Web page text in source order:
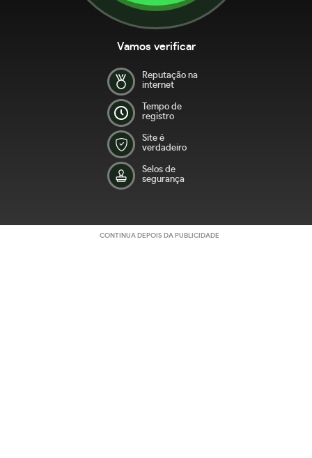
Vamos verificar
Reputação na
internet
Tempo de
registro
Site é
verdadeiro
Selos de
segurança
CONTINUA DEPOIS DA PUBLICIDADE